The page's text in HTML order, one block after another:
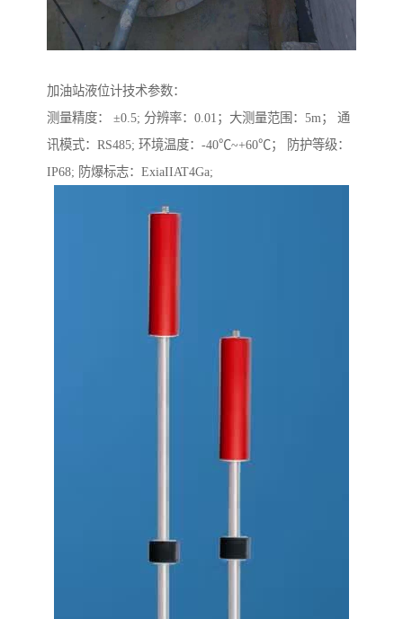
加油站液位计技术参数：
测量精度： ±0.5; 分辨率：0.01；大测量范围：5m； 通
讯模式：RS485; 环境温度：-40℃~+60℃； 防护等级：
IP68; 防爆标志：ExiaIIAT4Ga;